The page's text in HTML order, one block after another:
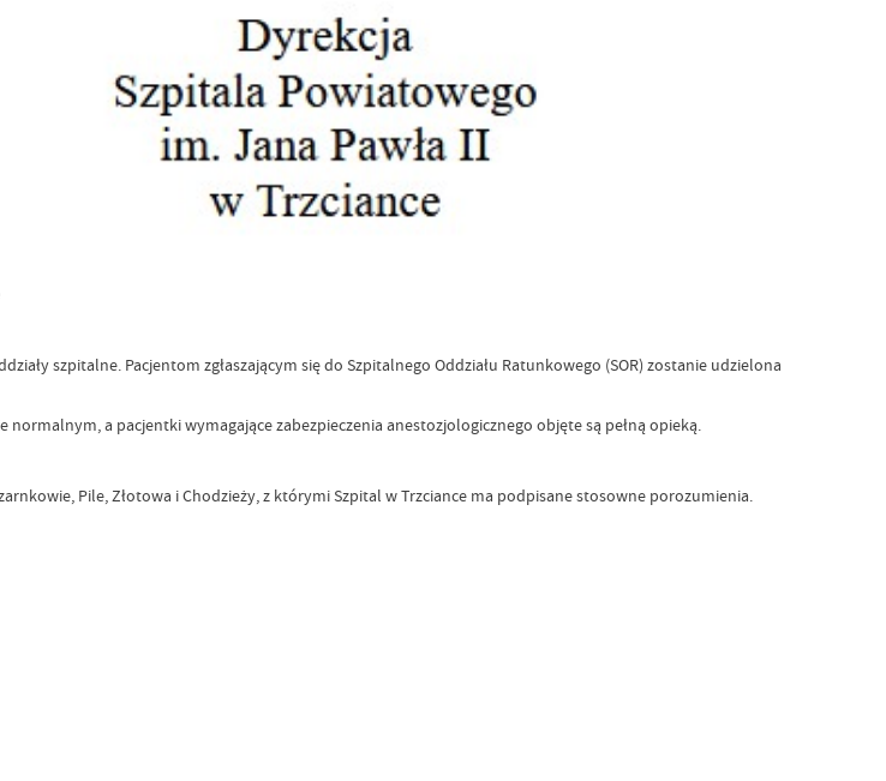
szpitalne. Pacjentom zgłaszającym się do Szpitalnego Oddziału Ratunkowego (SOR) zostanie udzielona
a pacjentki wymagające zabezpieczenia anestozjologicznego objęte są pełną opieką.
Pile, Złotowa i Chodzieży, z którymi Szpital w Trzciance ma podpisane stosowne porozumienia.